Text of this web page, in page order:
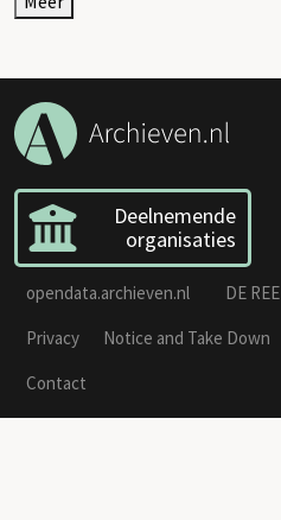
Deelnemende
organisaties
opendata.archieven.nl DE REE
Privacy
Notice and Take Down
Contact